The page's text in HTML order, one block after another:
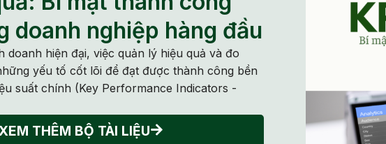
doanh nghiệp hàng đầu
doanh hiện đại, việc quản lý hiệu quả và đo
yếu tố cốt lõi để đạt được thành công bền
suất chính (Key Performance Indicators -
THÊM BỘ TÀI LIỆU